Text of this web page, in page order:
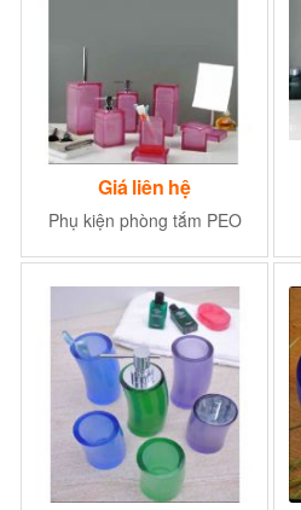
Giá liên hệ
Phụ kiện phòng tắm PEO